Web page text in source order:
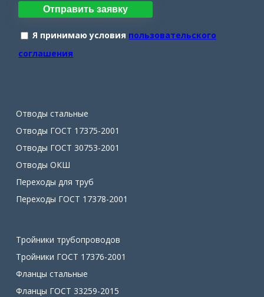
Отправить заявку
Я принимаю условия пользовательского
соглашения
Отводы стальные
Отводы ГОСТ 17375-2001
Отводы ГОСТ 30753-2001
Отводы ОКШ
Переходы для труб
Переходы ГОСТ 17378-2001
Тройники трубопроводов
Тройники ГОСТ 17376-2001
Фланцы стальные
Фланцы ГОСТ 33259-2015